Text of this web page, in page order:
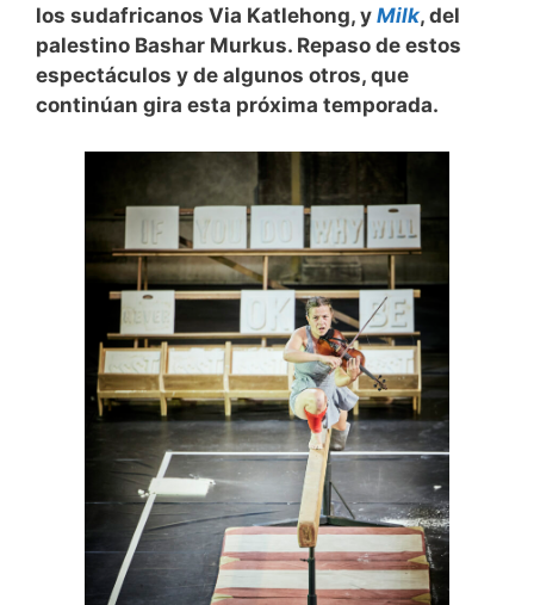
los sudafricanos Via Katlehong, y Milk, del
palestino Bashar Murkus. Repaso de estos
espectáculos y de algunos otros, que
continúan gira esta próxima temporada.